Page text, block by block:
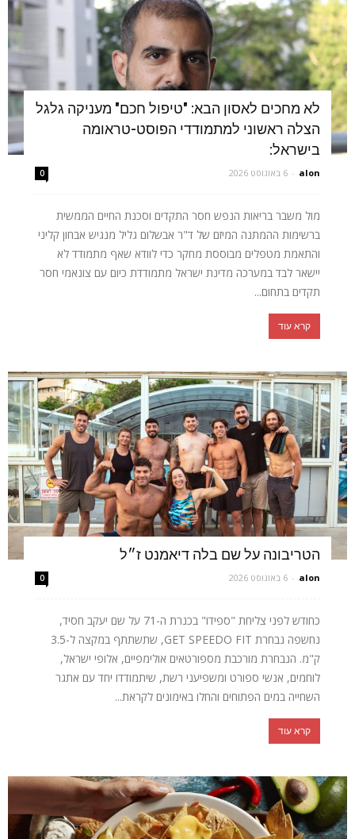
לא מחכים לאסון הבא: "טיפול חכם" מעניקה גלגל
הצלה ראשוני למתמודדי הפוסט-טראומה
בישראל:
alon
- 6 באוגוסט 2026 0
מול משבר בריאות הנפש חסר התקדים וסכנת החיים הממשית
ברשימות ההמתנה המיזם של ד"ר אבשלום גליל מנגיש אבחון קליני
והתאמת מטפלים מבוססת מחקר כדי לוודא שאף מתמודד לא
יישאר לבד במערכה מדינת ישראל מתמודדת כיום עם צונאמי חסר
תקדים בתחום...
קרא עוד
הטריבונה על שם בלה דיאמנט ז״ל
alon
- 6 באוגוסט 2026 0
כחודש לפני צליחת "ספידו" בכנרת ה-71 על שם יעקב חסיד,
נחשפה נבחרת GET SPEEDO FIT, שתשתתף במקצה ל-3.5
ק"מ. הנבחרת מורכבת מספורטאים אולימפיים, אלופי ישראל,
לוחמים, אנשי ספורט ומשפיעני רשת, שיתמודדו יחד עם אתגר
השחייה במים הפתוחים והחלו באימונים לקראת...
קרא עוד